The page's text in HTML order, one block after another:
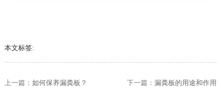
本文标签:
上一篇： 如何保养漏粪板？ 下一篇：漏粪板的用途和作用